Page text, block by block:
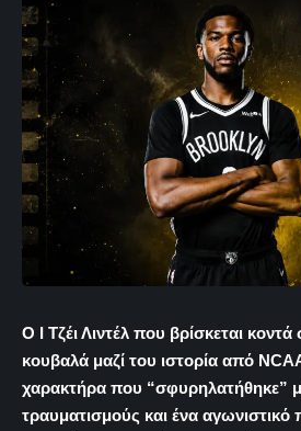
Ο Ι Τζέι Λιντέλ που βρίσκεται
κουβαλά μαζί του ιστορία από
χαρακτήρα που “σφυρηλατήθηκε”
τραυματισμούς και ένα αγωνιστικό